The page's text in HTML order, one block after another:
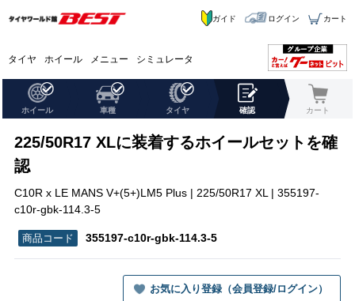
タイヤ ホイール メニュー シミュレータ
ガイド ログイン カート
ホイール 車種 タイヤ 確認 カート
225/50R17 XLに装着するホイールセットを確
認
C10R x LE MANS V+(5+)LM5 Plus | 225/50R17 XL | 355197-
c10r-gbk-114.3-5
355197-c10r-gbk-114.3-5
お気に入り登録（会員登録/ログイン）